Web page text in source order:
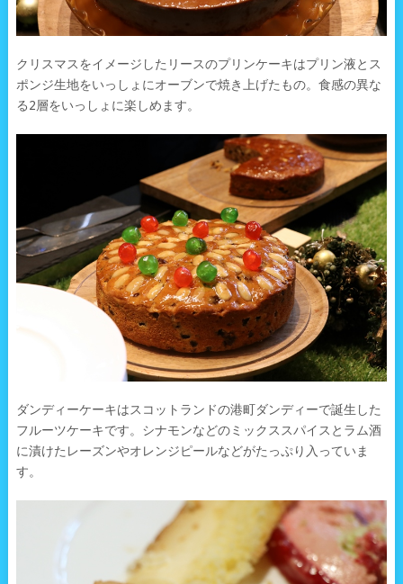
クリスマスをイメージしたリースのプリンケーキはプリン液とス
ポンジ生地をいっしょにオーブンで焼き上げたもの。食感の異な
る2層をいっしょに楽しめます。
ダンディーケーキはスコットランドの港町ダンディーで誕生した
フルーツケーキです。シナモンなどのミックススパイスとラム酒
に漬けたレーズンやオレンジピールなどがたっぷり入っていま
す。